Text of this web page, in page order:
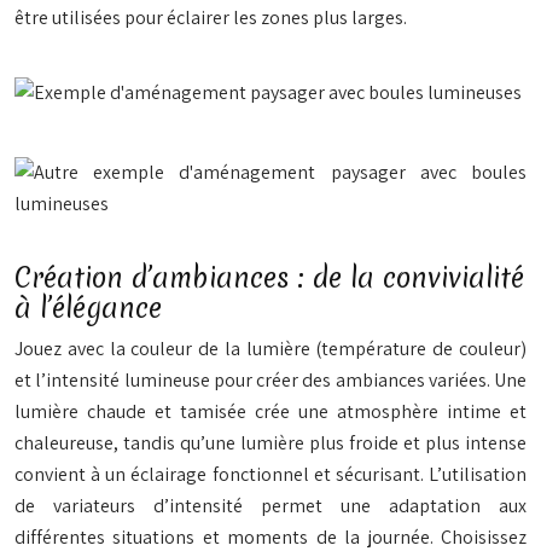
être utilisées pour éclairer les zones plus larges.
Création d’ambiances : de la convivialité
à l’élégance
Jouez avec la couleur de la lumière (température de couleur)
et l’intensité lumineuse pour créer des ambiances variées. Une
lumière chaude et tamisée crée une atmosphère intime et
chaleureuse, tandis qu’une lumière plus froide et plus intense
convient à un éclairage fonctionnel et sécurisant. L’utilisation
de variateurs d’intensité permet une adaptation aux
différentes situations et moments de la journée. Choisissez